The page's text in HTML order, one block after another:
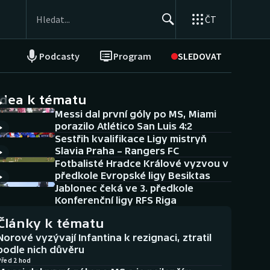
ČT
Podcasty Program SLEDOVAT
NEPŘEHLÉDNĚTE
Historické návraty
Aplikace ČT sport
AZ kvíz
k tématu
Messi dal první góly po MS, Miami
porazilo Atlético San Luis 4:2
Sestřih kvalifikace Ligy mistryň
Slavia Praha – Rangers FC
Fotbalisté Hradce Králové vyzvou v
předkole Evropské ligy Besiktas
Jablonec čeká ve 3. předkole
Konferenční ligy RFS Riga
k tématu
vyzývají Infantina k rezignaci, ztratil
nich důvěru
2 hod